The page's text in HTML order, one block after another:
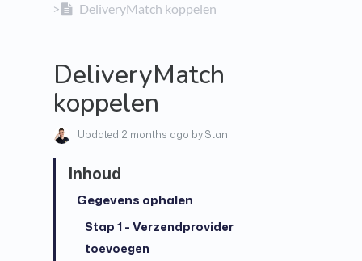
>​
DeliveryMatch koppelen
DeliveryMatch
koppelen
Updated 2 months ago by Stan
Gegevens ophalen
Stap 1 - Verzendprovider
toevoegen